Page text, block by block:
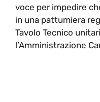
voce per impedire
in una pattumiera
Tavolo Tecnico
l’Amministrazione